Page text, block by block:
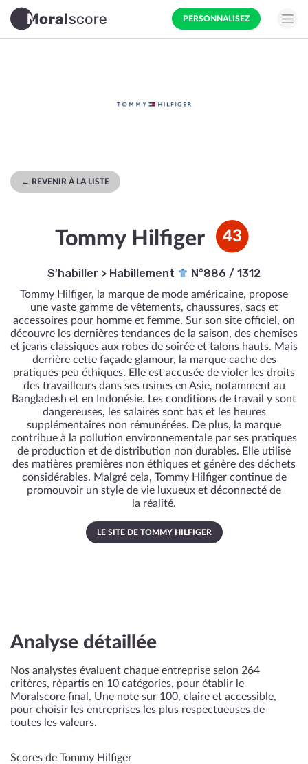
PERSONNALISEZ
← REVENIR À LA LISTE
Tommy Hilfiger 43
S'habiller > Habillement N°886 / 1312
Tommy Hilfiger, la marque de mode américaine, propose
une vaste gamme de vêtements, chaussures, sacs et
accessoires pour homme et femme. Sur son site officiel, on
découvre les dernières tendances de la saison, des chemises
et jeans classiques aux robes de soirée et talons hauts. Mais
derrière cette façade glamour, la marque cache des
pratiques peu éthiques. Elle est accusée de violer les droits
des travailleurs dans ses usines en Asie, notamment au
Bangladesh et en Indonésie. Les conditions de travail y sont
dangereuses, les salaires sont bas et les heures
supplémentaires non rémunérées. De plus, la marque
contribue à la pollution environnementale par ses pratiques
de production et de distribution non durables. Elle utilise
des matières premières non éthiques et génère des déchets
considérables. Malgré cela, Tommy Hilfiger continue de
promouvoir un style de vie luxueux et déconnecté de
la réalité.
LE SITE DE TOMMY HILFIGER
Analyse détaillée
Nos analystes évaluent chaque entreprise selon 264
critères, répartis en 10 catégories, pour établir le
Moralscore final. Une note sur 100, claire et accessible,
pour choisir les entreprises les plus respectueuses de
toutes les valeurs.
Scores de Tommy Hilfiger